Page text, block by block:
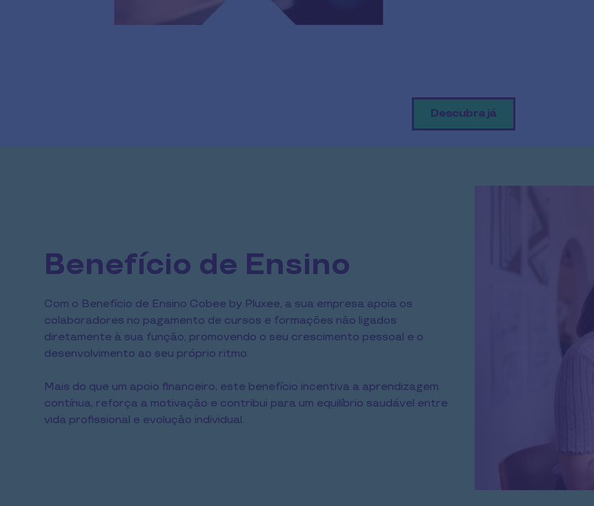
Descubra já
Benefício de Ensino
Com o Benefício de Ensino Cobee by Pluxee, a sua empresa apoia os
colaboradores no pagamento de cursos e formações não ligados
diretamente à sua função, promovendo o seu crescimento pessoal e o
desenvolvimento ao seu próprio ritmo.
Mais do que um apoio financeiro, este benefício incentiva a aprendizagem
contínua, reforça a motivação e contribui para um equilíbrio saudável entre
vida profissional e evolução individual.